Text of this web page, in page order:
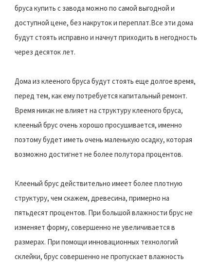
бруса купить с завода можно по самой выгодной и
доступной цене, без накруток и переплат.Все эти дома
будут стоять исправно и начнут приходить в негодность
через десяток лет.
Дома из клееного бруса будут стоять еще долгое время,
перед тем, как ему потребуется капитальный ремонт.
Время никак не влияет на структуру клееного бруса,
клееный брус очень хорошо просушивается, именно
поэтому будет иметь очень маленькую осадку, которая
возможно достигнет не более полутора процентов.
Клееный брус действительно имеет более плотную
структуру, чем скажем, древесина, примерно на
пятьдесят процентов. При большой влажности брус не
изменяет форму, совершенно не увеличивается в
размерах. При помощи инновационных технологий
склейки, брус совершенно не пропускает влажность